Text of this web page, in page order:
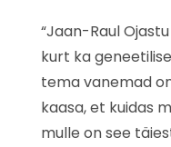
“Jaan-Raul
kurt ka
tema vanemad
kaasa, et kuidas
mulle on see